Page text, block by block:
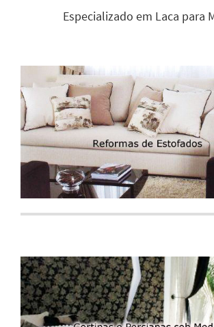
Especializado em Laca para